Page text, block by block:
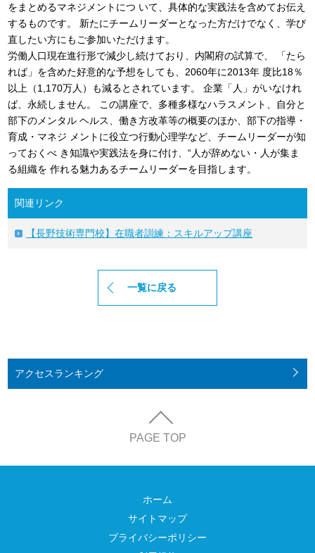
をまとめるマネジメントにつ いて、具体的な実践法を含めてお伝え
するものです。 新たにチームリーダーとなった方だけでなく、学び
直したい方にもご参加いただけます。
労働人口現在進行形で減少し続けており、内閣府の試算で、 「たら
れば」を含めた好意的な予想をしても、2060年に2013年 度比18％
以上（1,170万人）も減るとされています。 企業「人」がいなけれ
ば、永続しません。 この講座で、多種多様なハラスメント、自分と
部下のメンタル ヘルス、働き方改革等の概要のほか、部下の指導・
育成・マネジ メントに役立つ行動心理学など、チームリーダーが知
っておくべ き知識や実践法を身に付け、“人が辞めない・人が集ま
る組織を 作れる魅力あるチームリーダーを目指します。
関連リンク
【長野技術専門校】在職者訓練：スキルアップ講座
一覧に戻る
アクセスランキング
PAGE TOP
ホーム
サイトマップ
プライバシーポリシー